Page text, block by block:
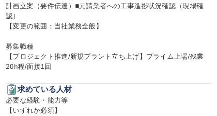
計画立案（要件伝達）■元請業者への工事進捗状況確認（現場確
認）
【変更の範囲：当社業務全般】
募集職種
【プロジェクト推進/新規プラント立ち上げ】プライム上場/残業
20h程/面接1回
求めている人材
必要な経験・能力等
【いずれか必須】